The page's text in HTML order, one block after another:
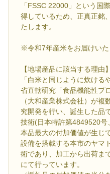
「FSSC 22000」という国
得しているため、正真正銘
たします。
※令和7年産米をお届けいた
【地場産品に該当する理由】
「白米と同じように炊け
省直轄研究「食品機能性プ
（大和産業株式会社）が
究開発を行い、誕生した品
技術(日本特許第4849520号
本品最大の付加価値が生じ
設備を搭載する本市のヤマ
術であり、加工から出荷ま
にて行っています。